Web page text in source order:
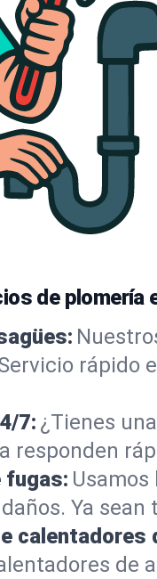
de plomería
rápido
7: ¿Tienes
responden
fugas:
Ya
calentadores
de